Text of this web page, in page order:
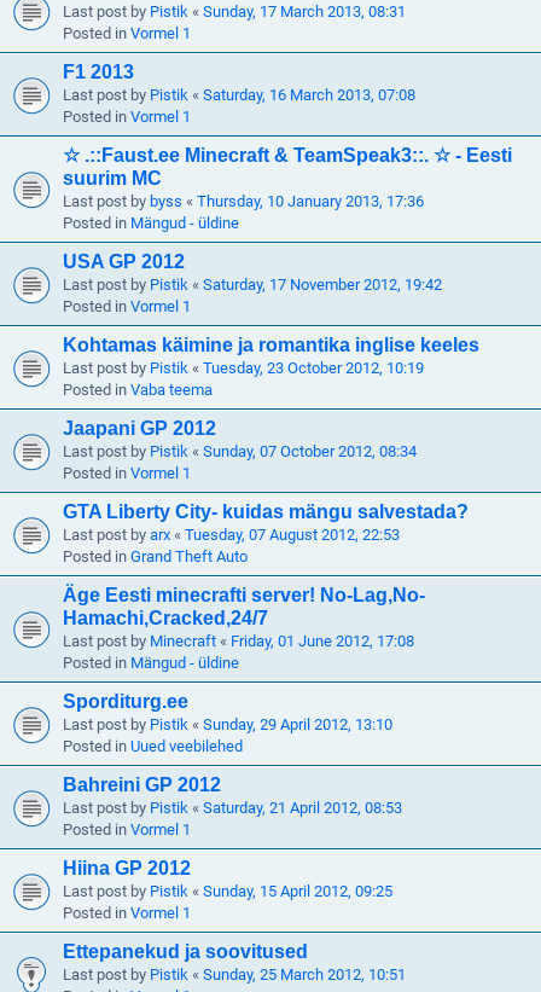
Last post by Pistik « Sunday, 17 March 2013, 08:31
Posted in Vormel 1
F1 2013
Last post by Pistik « Saturday, 16 March 2013, 07:08
Posted in Vormel 1
☆ .::Faust.ee Minecraft & TeamSpeak3::. ☆ - Eesti
suurim MC
Last post by byss « Thursday, 10 January 2013, 17:36
Posted in Mängud - üldine
USA GP 2012
Last post by Pistik « Saturday, 17 November 2012, 19:42
Posted in Vormel 1
Kohtamas käimine ja romantika inglise keeles
Last post by Pistik « Tuesday, 23 October 2012, 10:19
Posted in Vaba teema
Jaapani GP 2012
Last post by Pistik « Sunday, 07 October 2012, 08:34
Posted in Vormel 1
GTA Liberty City- kuidas mängu salvestada?
Last post by arx « Tuesday, 07 August 2012, 22:53
Posted in Grand Theft Auto
Äge Eesti minecrafti server! No-Lag,No-
Hamachi,Cracked,24/7
Last post by Minecraft « Friday, 01 June 2012, 17:08
Posted in Mängud - üldine
Sporditurg.ee
Last post by Pistik « Sunday, 29 April 2012, 13:10
Posted in Uued veebilehed
Bahreini GP 2012
Last post by Pistik « Saturday, 21 April 2012, 08:53
Posted in Vormel 1
Hiina GP 2012
Last post by Pistik « Sunday, 15 April 2012, 09:25
Posted in Vormel 1
Ettepanekud ja soovitused
Last post by Pistik « Sunday, 25 March 2012, 10:51